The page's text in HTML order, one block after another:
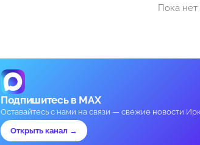
Пока
Подпишитесь в MAX
Оставайтесь с нами на связи — свежие новости
Открыть канал →